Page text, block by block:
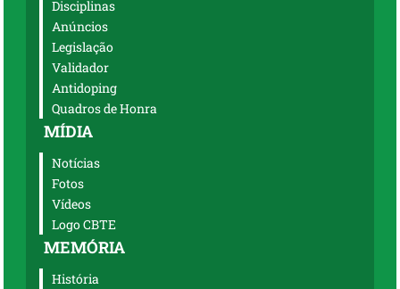
Disciplinas
Anúncios
Legislação
Validador
Antidoping
Quadros de Honra
MÍDIA
Notícias
Fotos
Vídeos
Logo CBTE
MEMÓRIA
História